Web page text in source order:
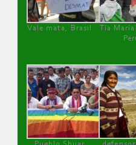
Vale mata, Brasil
Tía